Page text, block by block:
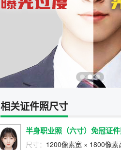
相关证件照尺寸
半身职业照（六寸）免冠证
尺寸： 1200像素宽 × 1800像